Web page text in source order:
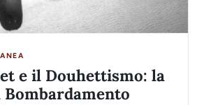
e il Douhettismo: la